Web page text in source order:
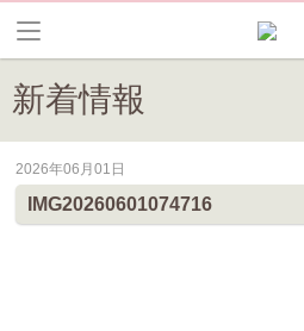
新着情報
皆野町のイベントやお祭り、花情報
2026年06月01日
IMG20260601074716